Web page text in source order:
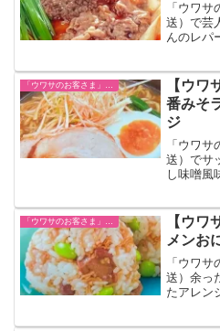
「ウワ
送）で芸
んのレパ
「ウワサのお客さま」レシピ一覧
【ウワ
番みそ
ジ
「ウワ
送）でサ
し味噌風
「ウワサのお客さま」レシピ一覧
【ウワ
メンお
「ウワ
送）余っ
たアレン